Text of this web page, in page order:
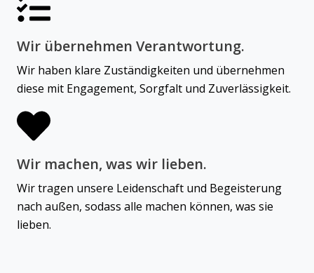
Wir übernehmen Verantwortung.
Wir haben klare Zuständigkeiten und übernehmen
diese mit Engagement, Sorgfalt und Zuverlässigkeit.
Wir machen, was wir lieben.
Wir tragen unsere Leidenschaft und Begeisterung
nach außen, sodass alle machen können, was sie
lieben.